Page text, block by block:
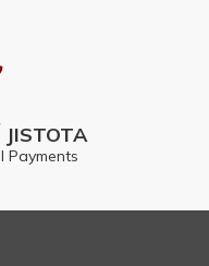
Payments